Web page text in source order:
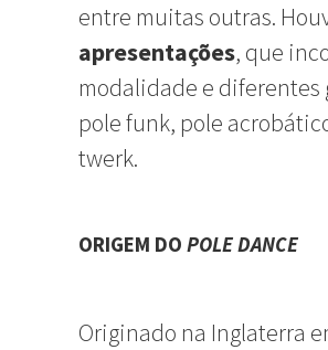
entre muitas outras.
apresentações, que
modalidade e diferentes
pole funk, pole
twerk.
ORIGEM DO POLE DANCE
Originado na Inglaterra